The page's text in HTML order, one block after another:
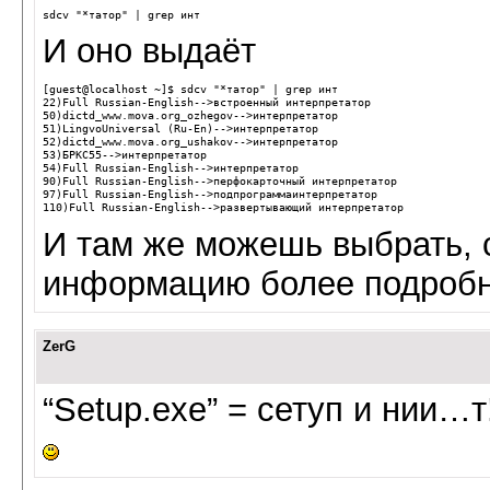
sdcv "*татор" |
И оно выдаёт
[guest@localhost ~]$ sdcv "*татор" | grep инт
22)Full Russian-English-->встроенный интерпретатор
50)dictd_www.mova.org_ozhegov-->интерпретатор
51)LingvoUniversal (Ru-En)-->интерпретатор
52)dictd_www.mova.org_ushakov-->интерпретатор
53)БРКС55-->интерпретатор
54)Full Russian-English-->интерпретатор
90)Full Russian-English-->перфокарточный интерпретатор
97)Full Russian-English-->подпрограммаинтерпретатор
110)Full Russian-English-->развертывающий интерпретатор
И там же можешь выбрать,
информацию более
ZerG
“Setup.exe” = сетуп и